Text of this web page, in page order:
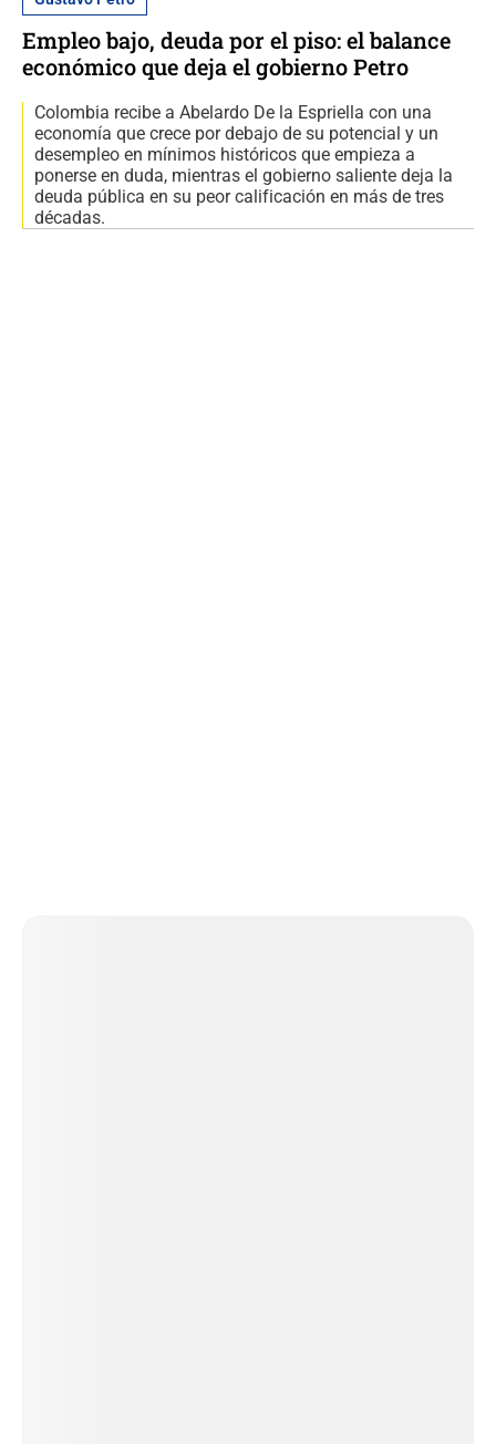
Empleo bajo, deuda por el piso: el balance
económico que deja el gobierno Petro
Colombia recibe a Abelardo De la Espriella con una
economía que crece por debajo de su potencial y un
desempleo en mínimos históricos que empieza a
ponerse en duda, mientras el gobierno saliente deja la
deuda pública en su peor calificación en más de tres
décadas.